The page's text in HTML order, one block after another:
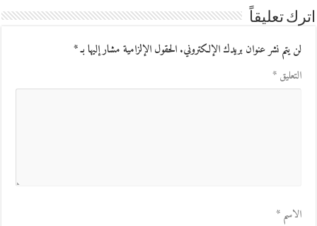
اترك تعليقاً
لن يتم نشر عنوان بريدك الإلكتروني.الحقول الإلزامية مشار إليها بـ*
التعليق*
الاسم*